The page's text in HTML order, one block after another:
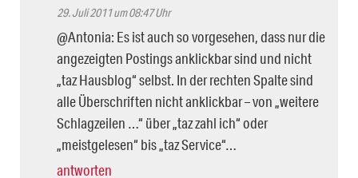
29. Juli 2011 um 08:47 Uhr
@Antonia: Es ist auch so vorgesehen, dass nur die
angezeigten Postings anklickbar sind und nicht
„taz Hausblog“ selbst. In der rechten Spalte sind
alle Überschriften nicht anklickbar – von „weitere
Schlagzeilen …“ über „taz zahl ich“ oder
„meistgelesen“ bis „taz Service“…
antworten